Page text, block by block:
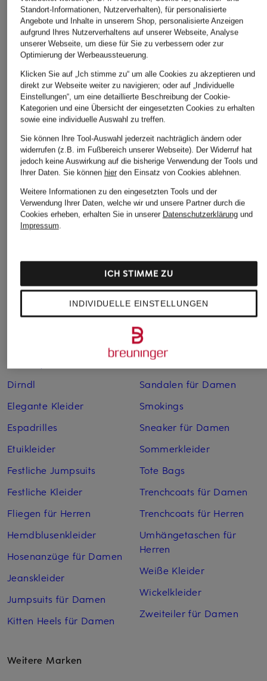
NORMA KAMALI
Jerseyhose
CHF 199
Ursprünglich:CHF 259
LUISA CERANO
Marlenehose
CHF 299
HOBBS
Marlenehose
mit Galonstreifen
Ursprünglich:CHF 179
Abendkleider
Anzüge für Herren
Boleros für Damen
Brautschuhe
Dirndl
Elegante Kleider
Espadrilles
Etuikleider
Festliche Jumpsuits
Festliche Kleider
Fliegen für Herren
Hemdblusenkleider
Hosenanzüge für Damen
Jeanskleider
Jumpsuits für Damen
Kitten Heels für Damen
Kleider
Leinenhosen für Herren
Leinenkleider
Maxikleider
Regenmäntel für Damen
Sakkos
Sandalen für Damen
Smokings
Sneaker für Damen
Sommerkleider
Tote Bags
Trenchcoats für Damen
Trenchcoats für Herren
Umhängetaschen für
Herren
Weiße Kleider
Wickelkleider
Zweiteiler für Damen
Weitere Marken
Standort-Informationen, Nutzerverhalten), für personalisierte
Angebote und Inhalte in unserem Shop, personalisierte Anzeigen
aufgrund Ihres Nutzerverhaltens auf unserer Webseite, Analyse
unserer Webseite, um diese für Sie zu verbessern oder zur
Optimierung der Werbeaussteuerung.
Klicken Sie auf „Ich stimme zu“ um alle Cookies zu akzeptieren und
direkt zur Webseite weiter zu navigieren; oder auf „Individuelle
Einstellungen“, um eine detaillierte Beschreibung der Cookie-
Kategorien und eine Übersicht der eingesetzten Cookies zu erhalten
sowie eine individuelle Auswahl zu treffen.
Sie können Ihre Tool-Auswahl jederzeit nachträglich ändern oder
widerrufen (z.B. im Fußbereich unserer Webseite). Der Widerruf hat
jedoch keine Auswirkung auf die bisherige Verwendung der Tools und
Ihrer Daten. Sie können hierden Einsatz von Cookies ablehnen.
Weitere Informationen zu den eingesetzten Tools und der
Verwendung Ihrer Daten, welche wir und unsere Partner durch die
Cookies erheben, erhalten Sie in unserer Datenschutzerklärungund
Impressum.
INDIVIDUELLE EINSTELLUNGEN
ICH STIMME ZU